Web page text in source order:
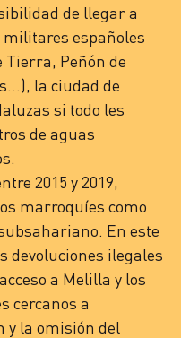
de llegar a
españoles
Tierra, Peñón de
la ciudad de
si todo les
de aguas
2015 y 2019,
marroquíes como
En este
devoluciones ilegales
a Melilla y los
cercanos a
la omisión del